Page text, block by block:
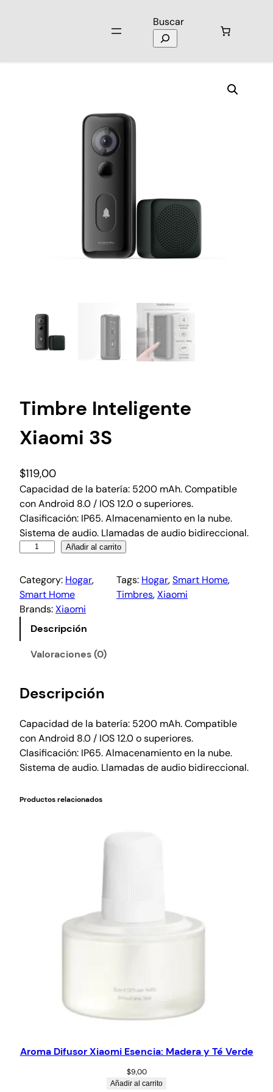
Buscar
Timbre Inteligente
Xiaomi 3S
$119,00
Capacidad de la batería: 5200 mAh. Compatible
con Android 8.0 / IOS 12.0 o superiores.
Clasificación: IP65. Almacenamiento en la nube.
Sistema de audio. Llamadas de audio bidireccional.
Añadir al carrito
Category: Hogar
Smart Home
Tags: Hogar, Smart Home
Timbres, Xiaomi
Brands:Xiaomi
Descripción
Valoraciones (0)
Descripción
Capacidad de la batería: 5200 mAh. Compatible
con Android 8.0 / IOS 12.0 o superiores.
Clasificación: IP65. Almacenamiento en la nube.
Sistema de audio. Llamadas de audio bidireccional.
Productos relacionados
Aroma Difusor Xiaomi Esencia: Madera y Té Verde
$9,00
Añadir al carrito